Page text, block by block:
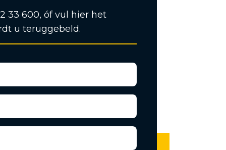
33 600, óf vul hier het
u teruggebeld.